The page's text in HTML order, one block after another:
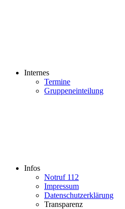
Internes
Termine
Gruppeneinteilung
Infos
Notruf 112
Impressum
Datenschutzerklärung
Transparenz